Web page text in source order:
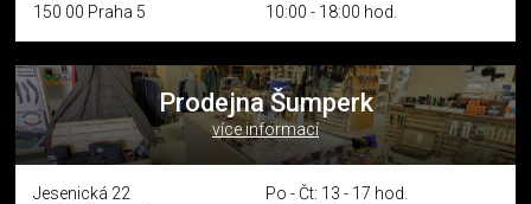
150 00 Praha 5
10:00 - 18:00 hod.
Prodejna Šumperk
více informací
Jesenická 22
Po - Čt: 13 - 17 hod.